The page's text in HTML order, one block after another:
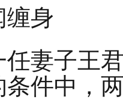
缠身
妻子王
件中，